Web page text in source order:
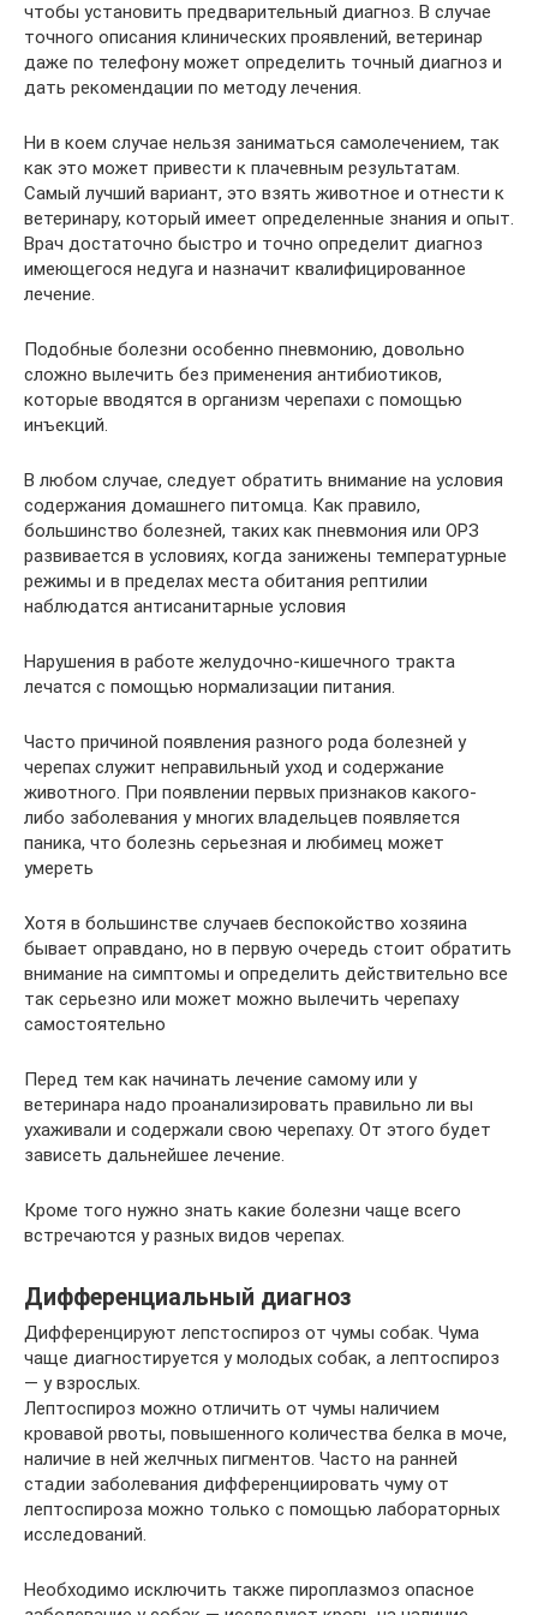
чтобы установить предварительный диагноз. В случае
точного описания клинических проявлений, ветеринар
даже по телефону может определить точный диагноз и
дать рекомендации по методу лечения.
Ни в коем случае нельзя заниматься самолечением, так
как это может привести к плачевным результатам.
Самый лучший вариант, это взять животное и отнести к
ветеринару, который имеет определенные знания и опыт.
Врач достаточно быстро и точно определит диагноз
имеющегося недуга и назначит квалифицированное
лечение.
Подобные болезни особенно пневмонию, довольно
сложно вылечить без применения антибиотиков,
которые вводятся в организм черепахи с помощью
инъекций.
В любом случае, следует обратить внимание на условия
содержания домашнего питомца. Как правило,
большинство болезней, таких как пневмония или ОРЗ
развивается в условиях, когда занижены температурные
режимы и в пределах места обитания рептилии
наблюдатся антисанитарные условия
Нарушения в работе желудочно-кишечного тракта
лечатся с помощью нормализации питания.
Часто причиной появления разного рода болезней у
черепах служит неправильный уход и содержание
животного. При появлении первых признаков какого-
либо заболевания у многих владельцев появляется
паника, что болезнь серьезная и любимец может
умереть
Хотя в большинстве случаев беспокойство хозяина
бывает оправдано, но в первую очередь стоит обратить
внимание на симптомы и определить действительно все
так серьезно или может можно вылечить черепаху
самостоятельно
Перед тем как начинать лечение самому или у
ветеринара надо проанализировать правильно ли вы
ухаживали и содержали свою черепаху. От этого будет
зависеть дальнейшее лечение.
Кроме того нужно знать какие болезни чаще всего
встречаются у разных видов черепах.
Дифференциальный диагноз
Дифференцируют лепстоспироз от чумы собак. Чума
чаще диагностируется у молодых собак, а лептоспироз
— у взрослых.
Лептоспироз можно отличить от чумы наличием
кровавой рвоты, повышенного количества белка в моче,
наличие в ней желчных пигментов. Часто на ранней
стадии заболевания дифференциировать чуму от
лептоспироза можно только с помощью лабораторных
исследований.
Необходимо исключить также пироплазмоз опасное